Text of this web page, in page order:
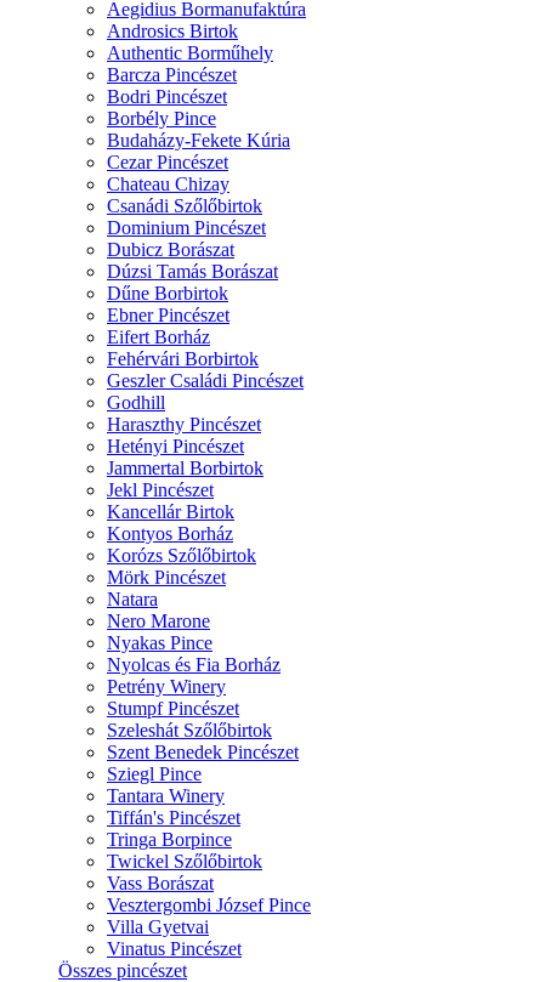
Aegidius Bormanufaktúra
Androsics Birtok
Authentic Borműhely
Barcza Pincészet
Bodri Pincészet
Borbély Pince
Budaházy-Fekete Kúria
Cezar Pincészet
Chateau Chizay
Csanádi Szőlőbirtok
Dominium Pincészet
Dubicz Borászat
Dúzsi Tamás Borászat
Dűne Borbirtok
Ebner Pincészet
Eifert Borház
Fehérvári Borbirtok
Geszler Családi Pincészet
Godhill
Haraszthy Pincészet
Hetényi Pincészet
Jammertal Borbirtok
Jekl Pincészet
Kancellár Birtok
Kontyos Borház
Korózs Szőlőbirtok
Mörk Pincészet
Natara
Nero Marone
Nyakas Pince
Nyolcas és Fia Borház
Petrény Winery
Stumpf Pincészet
Szeleshát Szőlőbirtok
Szent Benedek Pincészet
Sziegl Pince
Tantara Winery
Tiffán's Pincészet
Tringa Borpince
Twickel Szőlőbirtok
Vass Borászat
Vesztergombi József Pince
Villa Gyetvai
Vinatus Pincészet
Összes pincészet